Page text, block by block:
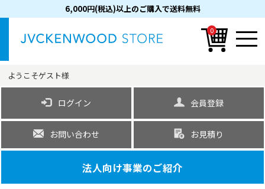
6,000円(税込)以上のご購入で送料無料
0
ようこそゲスト様
ログイン 会員登録
お問い合わせ お見積り
法人向け事業のご紹介